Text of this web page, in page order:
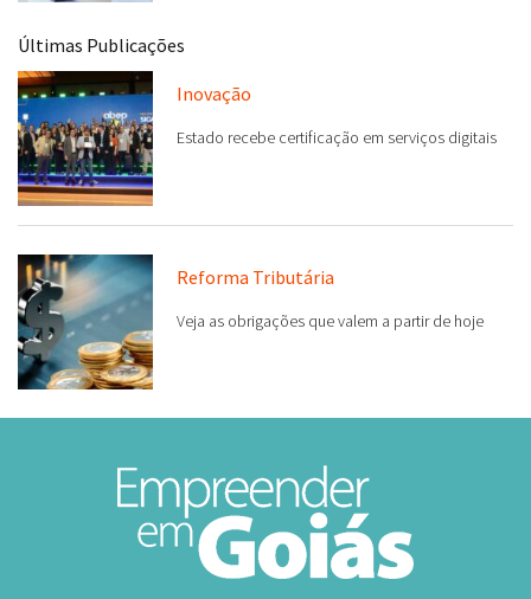
Últimas Publicações
Inovação
Estado recebe certificação em serviços digitais
Reforma Tributária
Veja as obrigações que valem a partir de hoje